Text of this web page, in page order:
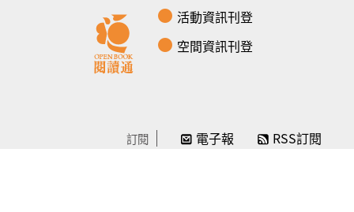
活動資訊刊登
空間資訊刊登
訂閱 電子報 RSS訂閱